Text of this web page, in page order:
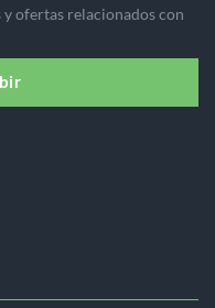
y ofertas relacionados con